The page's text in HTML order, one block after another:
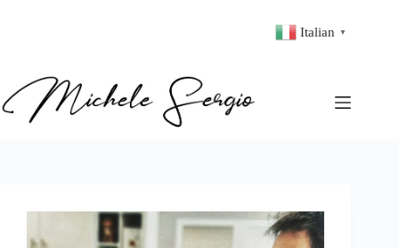
Italian ▼